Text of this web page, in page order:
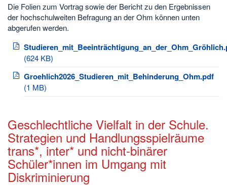
Die Folien zum Vortrag sowie der Bericht zu den Ergebnissen
der hochschulweiten Befragung an der Ohm können unten
abgerufen werden.
(624 KB)
Groehlich2026_Studieren_mit_Behinderung_Ohm.pdf
(1 MB)
Geschlechtliche Vielfalt in der Schule.
Strategien und Handlungsspielräume
trans*, inter* und nicht-binärer
Schüler*innen im Umgang mit
Diskriminierung